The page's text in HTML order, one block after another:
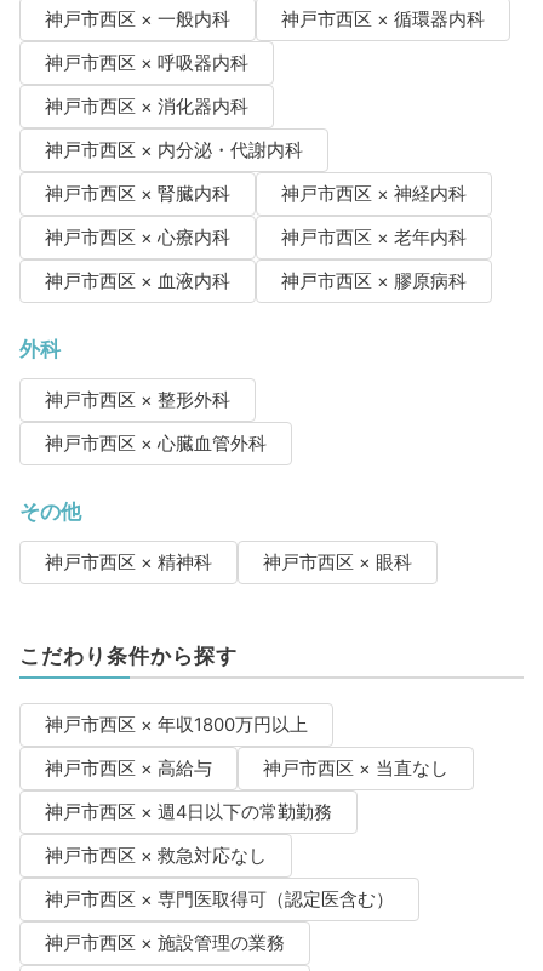
神戸市西区 × 一般内科
神戸市西区 × 循環器内科
神戸市西区 × 呼吸器内科
神戸市西区 × 消化器内科
神戸市西区 × 内分泌・代謝内科
神戸市西区 × 腎臓内科
神戸市西区 × 神経内科
神戸市西区 × 心療内科
神戸市西区 × 老年内科
神戸市西区 × 血液内科
神戸市西区 × 膠原病科
外科
神戸市西区 × 整形外科
神戸市西区 × 心臓血管外科
その他
神戸市西区 × 精神科 神戸市西区 × 眼科
こだわり条件から探す
神戸市西区 × 年収1800万円以上
神戸市西区 × 高給与
神戸市西区 × 当直なし
神戸市西区 × 週4日以下の常勤勤務
神戸市西区 × 救急対応なし
神戸市西区 × 専門医取得可（認定医含む）
神戸市西区 × 施設管理の業務